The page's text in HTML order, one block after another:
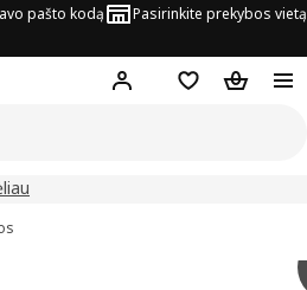
pašto kodą Pasirinkite prekybos vietą
Hej! Prisijungti
Pageidavimų
Pirkinių